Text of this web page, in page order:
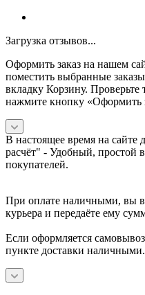
Загрузка отзывов...
Оформить заказ на нашем
поместить выбранные
вкладку Корзину. Проверьте
нажмите кнопку «Оформить
В настоящее время на сайте
расчёт" - Удобный, простой
покупателей.
При оплате наличными, вы в
курьера и передаёте ему
Если оформляется
пункте доставки наличными.